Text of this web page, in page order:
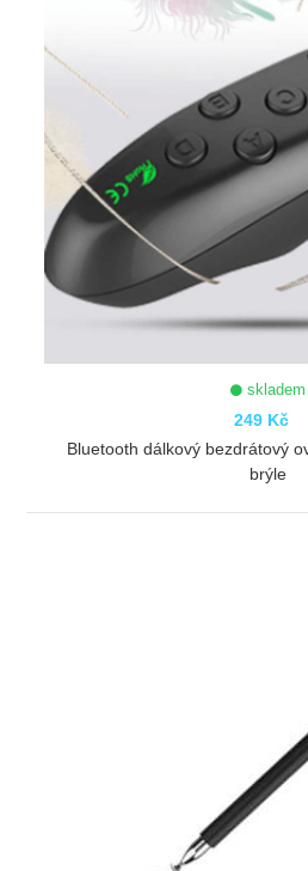
skladem
249 Kč
Bluetooth dálkový bezdrátový
brýle